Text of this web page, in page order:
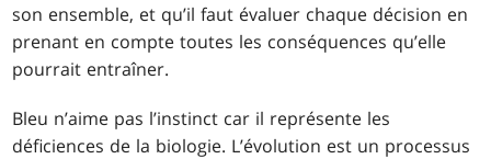
son ensemble, et qu’il faut évaluer chaque décision en
prenant en compte toutes les conséquences qu’elle
pourrait entraîner.
Bleu n’aime pas l’instinct car il représente les
déficiences de la biologie. L’évolution est un processus